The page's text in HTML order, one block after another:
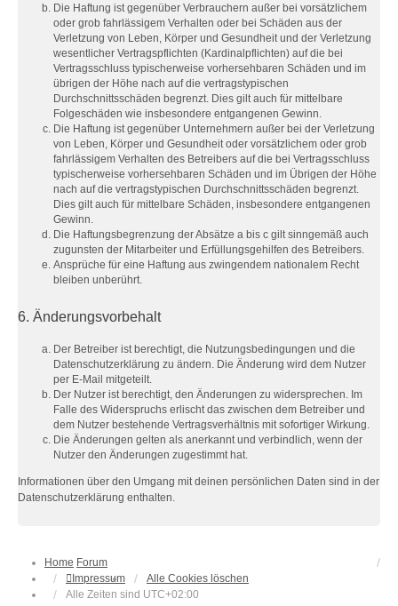
Die Haftung ist gegenüber Verbrauchern außer bei vorsätzlichem
oder grob fahrlässigem Verhalten oder bei Schäden aus der
Verletzung von Leben, Körper und Gesundheit und der Verletzung
wesentlicher Vertragspflichten (Kardinalpflichten) auf die bei
Vertragsschluss typischerweise vorhersehbaren Schäden und im
übrigen der Höhe nach auf die vertragstypischen
Durchschnittsschäden begrenzt. Dies gilt auch für mittelbare
Folgeschäden wie insbesondere entgangenen Gewinn.
Die Haftung ist gegenüber Unternehmern außer bei der Verletzung
von Leben, Körper und Gesundheit oder vorsätzlichem oder grob
fahrlässigem Verhalten des Betreibers auf die bei Vertragsschluss
typischerweise vorhersehbaren Schäden und im Übrigen der Höhe
nach auf die vertragstypischen Durchschnittsschäden begrenzt.
Dies gilt auch für mittelbare Schäden, insbesondere entgangenen
Gewinn.
Die Haftungsbegrenzung der Absätze a bis c gilt sinngemäß auch
zugunsten der Mitarbeiter und Erfüllungsgehilfen des Betreibers.
Ansprüche für eine Haftung aus zwingendem nationalem Recht
bleiben unberührt.
6. Änderungsvorbehalt
Der Betreiber ist berechtigt, die Nutzungsbedingungen und die
Datenschutzerklärung zu ändern. Die Änderung wird dem Nutzer
per E-Mail mitgeteilt.
Der Nutzer ist berechtigt, den Änderungen zu widersprechen. Im
Falle des Widerspruchs erlischt das zwischen dem Betreiber und
dem Nutzer bestehende Vertragsverhältnis mit sofortiger Wirkung.
Die Änderungen gelten als anerkannt und verbindlich, wenn der
Nutzer den Änderungen zugestimmt hat.
Informationen über den Umgang mit deinen persönlichen Daten sind in der
Datenschutzerklärung enthalten.
Home Forum
Impressum
Alle Cookies löschen
Alle Zeiten sind UTC+02:00